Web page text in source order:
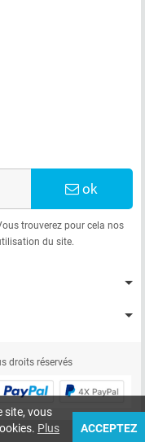
ok
trouverez pour cela nos
du site.
droits réservés
site, vous
Plus
ACCEPTEZ